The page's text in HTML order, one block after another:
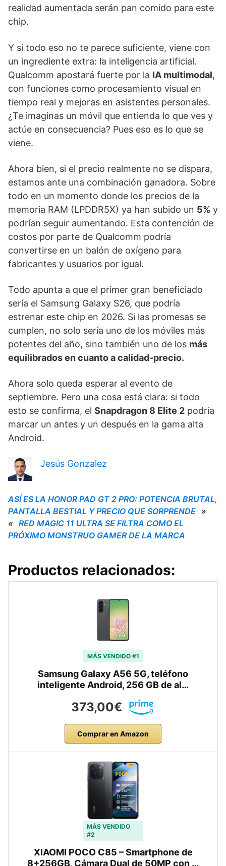
realidad aumentada serán pan comido para este
chip.
Y si todo eso no te parece suficiente, viene con
un ingrediente extra: la inteligencia artificial.
Qualcomm apostará fuerte por la IA multimodal,
con funciones como procesamiento visual en
tiempo real y mejoras en asistentes personales.
¿Te imaginas un móvil que entienda lo que ves y
actúe en consecuencia? Pues eso es lo que se
viene.
Ahora bien, si el precio realmente no se dispara,
estamos ante una combinación ganadora. Sobre
todo en un momento donde los precios de la
memoria RAM (LPDDR5X) ya han subido un 5% y
podrían seguir aumentando. Esta contención de
costos por parte de Qualcomm podría
convertirse en un balón de oxígeno para
fabricantes y usuarios por igual.
Todo apunta a que el primer gran beneficiado
sería el Samsung Galaxy S26, que podría
estrenar este chip en 2026. Si las promesas se
cumplen, no solo sería uno de los móviles más
potentes del año, sino también uno de los más
equilibrados en cuanto a calidad-precio.
Ahora solo queda esperar al evento de
septiembre. Pero una cosa está clara: si todo
esto se confirma, el Snapdragon 8 Elite 2 podría
marcar un antes y un después en la gama alta
Android.
Jesús Gonzalez
ASÍ ES LA HONOR PAD GT 2 PRO: POTENCIA BRUTAL,
PANTALLA BESTIAL Y PRECIO QUE SORPRENDE »
« RED MAGIC 11 ULTRA SE FILTRA COMO EL
PRÓXIMO MONSTRUO GAMER DE LA MARCA
Productos relacionados:
MÁS VENDIDO #1
Samsung Galaxy A56 5G, teléfono
inteligente Android, 256 GB de al…
373,00€
Comprar en Amazon
MÁS VENDIDO
#2
XIAOMI POCO C85 – Smartphone de
8+256GB, Cámara Dual de 50MP con …